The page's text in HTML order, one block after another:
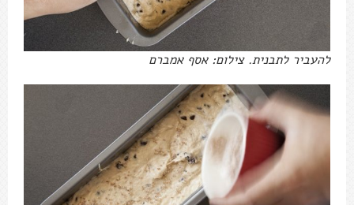
להעביר לתבנית. צילום: אסף אמברם